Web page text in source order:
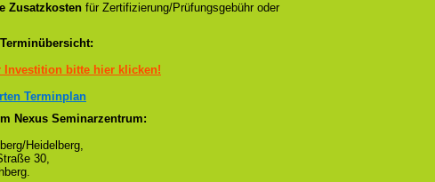
Zusatzkosten für Zertifizierung/Prüfungsgebühr oder
Investition bitte hier klicken!
Terminplan
Nexus Seminarzentrum:
Heidelberg,
30,